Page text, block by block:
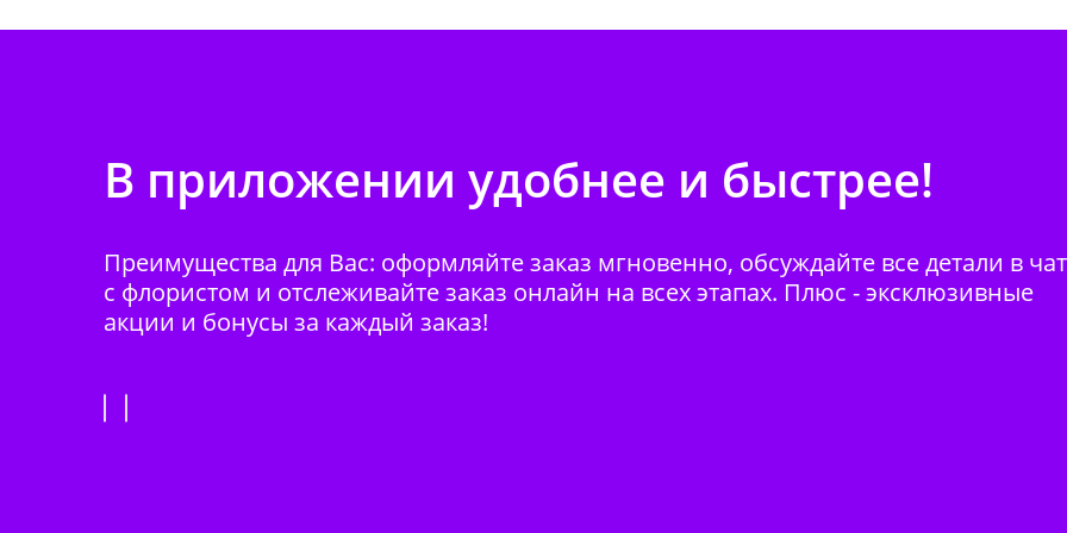
В приложении удобнее и быстрее!
Преимущества для Вас: оформляйте заказ мгновенно, обсуждайте все детали в
с флористом и отслеживайте заказ онлайн на всех этапах. Плюс - эксклюзивные
акции и бонусы за каждый заказ!